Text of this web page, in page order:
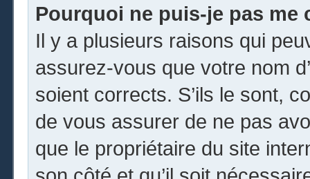
Pourquoi ne puis-je pas me
Il y a plusieurs raisons qui
assurez-vous que votre nom
soient corrects. S’ils le sont,
de vous assurer de ne pas
que le propriétaire du site